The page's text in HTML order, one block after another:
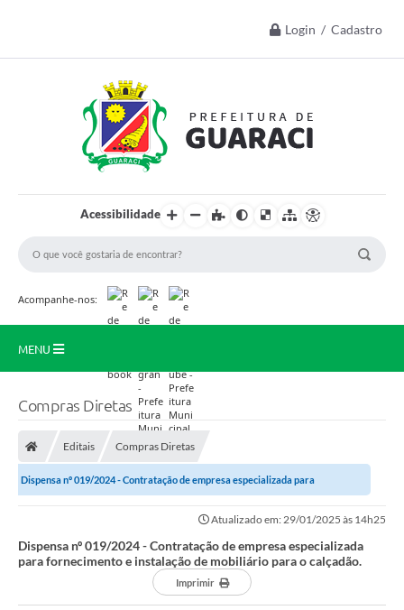
Login / Cadastro
Acessibilidade
Acompanhe-nos:
MENU
Secretarias
Audiências Públicas
Coleta de Sugestões
Compras Diretas
Editais Compras Diretas
Dispensa nº 019/2024 - Contratação de empresa especializada para
Atualizado em: 29/01/2025 às 14h25
Dispensa nº 019/2024 - Contratação de empresa especializada
para fornecimento e instalação de mobiliário para o calçadão.
Imprimir